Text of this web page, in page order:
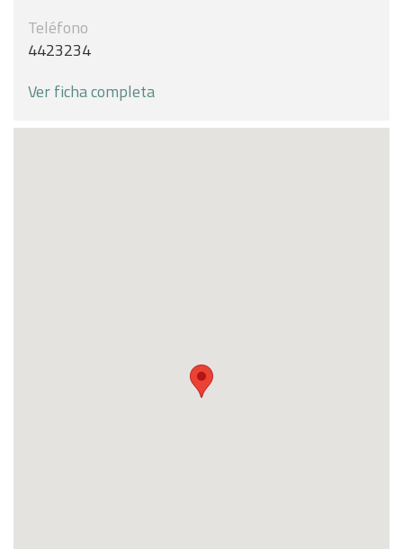
Teléfono
4423234
Ver ficha completa